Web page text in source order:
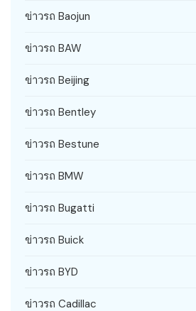
ข่าวรถ Baojun
ข่าวรถ BAW
ข่าวรถ Beijing
ข่าวรถ Bentley
ข่าวรถ Bestune
ข่าวรถ BMW
ข่าวรถ Bugatti
ข่าวรถ Buick
ข่าวรถ BYD
ข่าวรถ Cadillac